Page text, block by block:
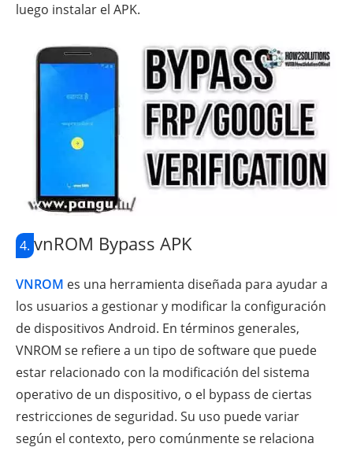
luego instalar el APK.
4. vnROM Bypass APK
VNROM es una herramienta diseñada para ayudar a
los usuarios a gestionar y modificar la configuración
de dispositivos Android. En términos generales,
VNROM se refiere a un tipo de software que puede
estar relacionado con la modificación del sistema
operativo de un dispositivo, o el bypass de ciertas
restricciones de seguridad. Su uso puede variar
según el contexto, pero comúnmente se relaciona